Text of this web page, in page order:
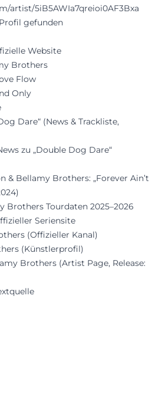
artist/5iB5AWIa7qreioi0AF3Bxa
gefunden
Website
Brothers
Flow
Only
Dare“ (News & Trackliste,
zu „Double Dog Dare“
& Bellamy Brothers: „Forever Ain’t
Brothers Tourdaten 2025–2026
Seriensite
(Offizieller Kanal)
(Künstlerprofil)
Brothers (Artist Page, Release: